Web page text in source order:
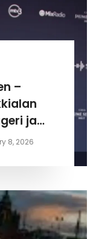
–
ja
8, 2026